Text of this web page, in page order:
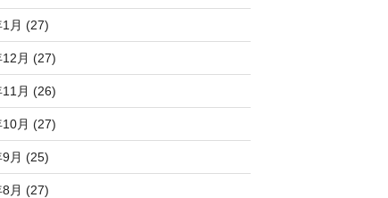
月 (27)
12月 (27)
11月 (26)
10月 (27)
月 (25)
月 (27)